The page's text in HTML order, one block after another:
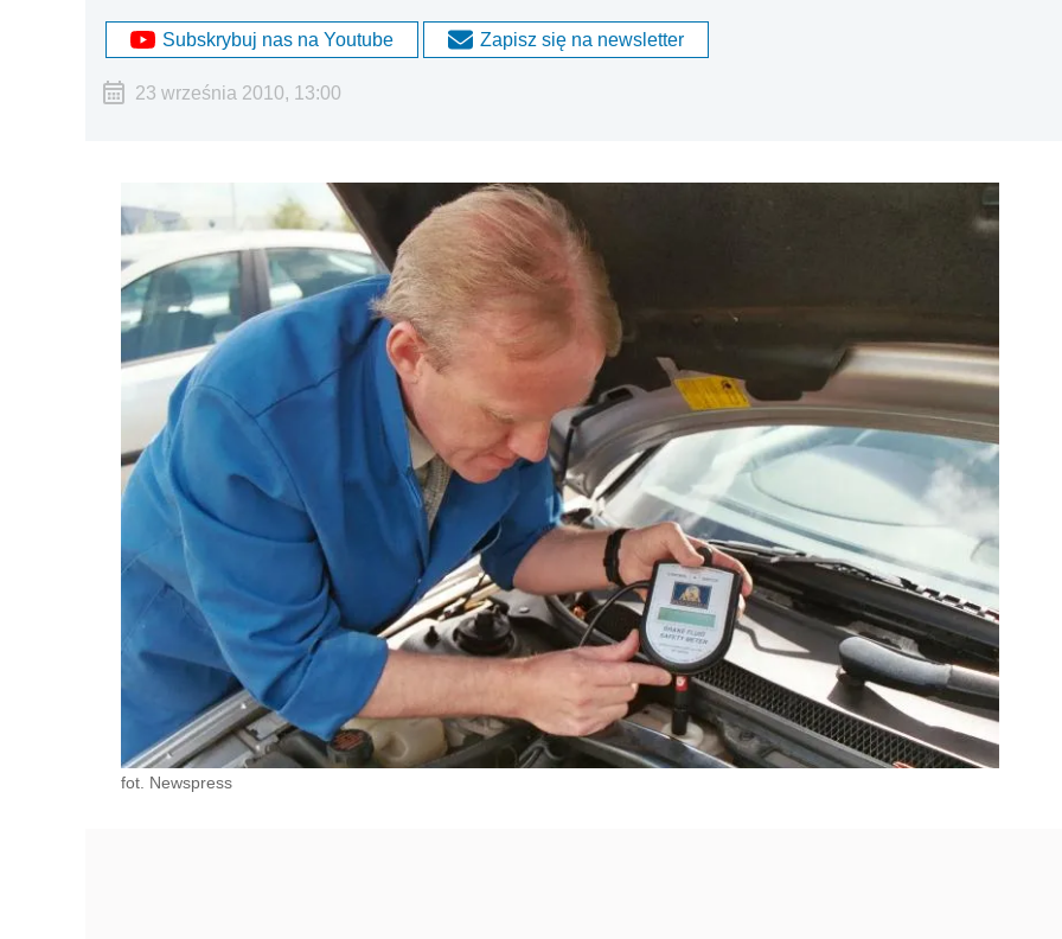
Subskrybuj nas na Youtube Zapisz się na newsletter
23 września 2010, 13:00
fot. Newspress